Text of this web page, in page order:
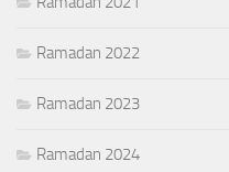
Ramadan 2022
Ramadan 2023
Ramadan 2024